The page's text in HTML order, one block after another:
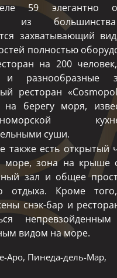
59 элегантно
из
захватывающий
полностью
на 200
и разнообразные
ресторан
на берегу моря,
суши.
также есть открытый
море, зона на крыше
зал и общее
отдыха. Кроме
снэк-бар и
видом на море.
Аро, Пинеда-дель-Мар,